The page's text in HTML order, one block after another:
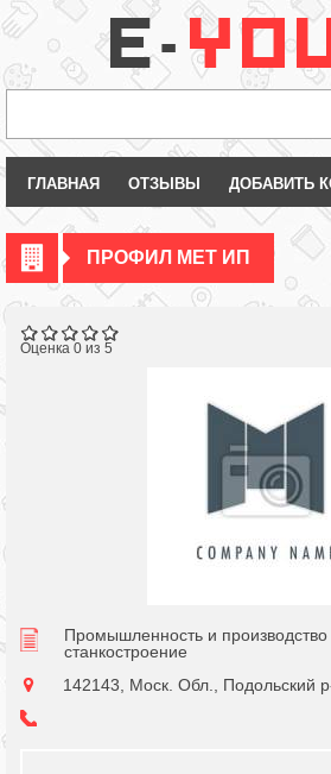
ГЛАВНАЯ ОТЗЫВЫ ДОБАВИТЬ
ПРОФИЛ МЕТ ИП
Оценка 0 из 5
Промышленность и производство
станкостроение
142143, Моск. Обл., Подольский